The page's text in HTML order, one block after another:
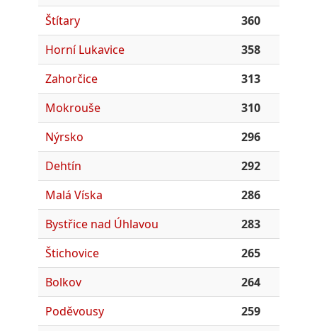
Štítary
360
Horní Lukavice
358
Zahorčice
313
Mokrouše
310
Nýrsko
296
Dehtín
292
Malá Víska
286
Bystřice nad Úhlavou
283
Štichovice
265
Bolkov
264
Poděvousy
259